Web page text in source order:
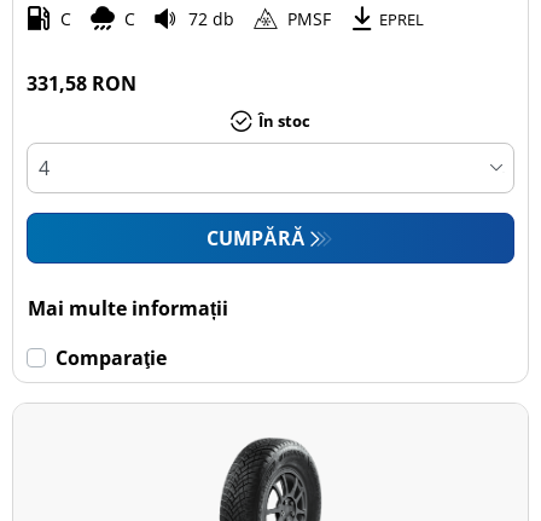
C C 72 db PMSF EPREL
331,58 RON
În stoc
CUMPĂRĂ
Mai multe informații
Comparaţie